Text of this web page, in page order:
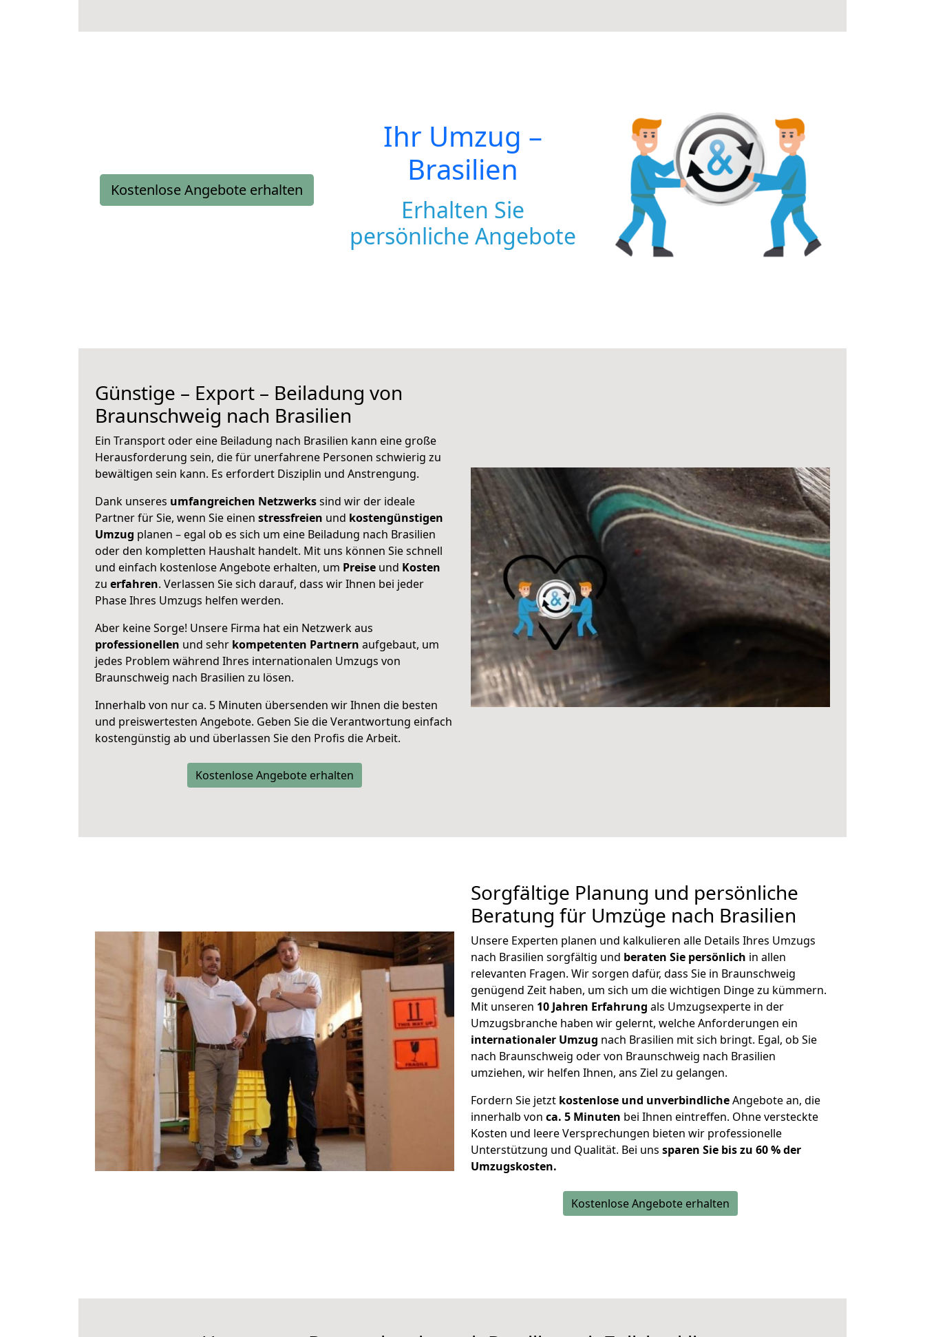
Kostenlose Angebote erhalten
Ihr Umzug –
Brasilien
Erhalten Sie
persönliche Angebote
Günstige – Export – Beiladung von
Braunschweig nach Brasilien
Ein Transport oder eine Beiladung nach Brasilien kann eine große
Herausforderung sein, die für unerfahrene Personen schwierig zu
bewältigen sein kann. Es erfordert Disziplin und Anstrengung.
Dank unseres umfangreichen Netzwerkssind wir der ideale
Partner für Sie, wenn Sie einen stressfreien und kostengünstigen
Umzug planen – egal ob es sich um eine Beiladung nach Brasilien
oder den kompletten Haushalt handelt. Mit uns können Sie schnell
und einfach kostenlose Angebote erhalten, um Preise und Kosten
zu erfahren. Verlassen Sie sich darauf, dass wir Ihnen bei jeder
Phase Ihres Umzugs helfen werden.
Aber keine Sorge! Unsere Firma hat ein Netzwerk aus
professionellen und sehr kompetenten Partnern aufgebaut, um
jedes Problem während Ihres internationalen Umzugs von
Braunschweig nach Brasilien zu lösen.
Innerhalb von nur ca. 5 Minuten übersenden wir Ihnen die besten
und preiswertesten Angebote. Geben Sie die Verantwortung einfach
kostengünstig ab und überlassen Sie den Profis die Arbeit.
Kostenlose Angebote erhalten
Sorgfältige Planung und persönliche
Beratung für Umzüge nach Brasilien
Unsere Experten planen und kalkulieren alle Details Ihres Umzugs
nach Brasilien sorgfältig und beraten Sie persönlich in allen
relevanten Fragen. Wir sorgen dafür, dass Sie in Braunschweig
genügend Zeit haben, um sich um die wichtigen Dinge zu kümmern.
Mit unseren 10 Jahren Erfahrung als Umzugsexperte in der
Umzugsbranche haben wir gelernt, welche Anforderungen ein
internationaler Umzug nach Brasilien mit sich bringt. Egal, ob Sie
nach Braunschweig oder von Braunschweig nach Brasilien
umziehen, wir helfen Ihnen, ans Ziel zu gelangen.
Fordern Sie jetzt kostenlose und unverbindlicheAngebote an, die
innerhalb von ca. 5 Minuten bei Ihnen eintreffen. Ohne versteckte
Kosten und leere Versprechungen bieten wir professionelle
Unterstützung und Qualität. Bei uns sparen Sie bis zu 60 % der
Umzugskosten.
Kostenlose Angebote erhalten